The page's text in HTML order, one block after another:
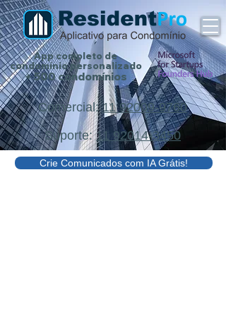
App completo de
condomíniopersonalizado
+ 500 condomínios
Comercial:11 92009-9760
Suporte:11 92014-3450
Crie Comunicados com IA Grátis!